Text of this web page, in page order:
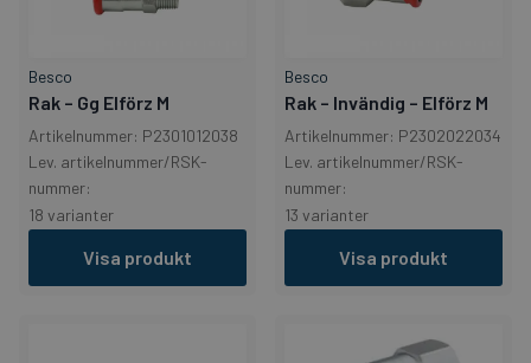
Besco
Rak – Gg Elförz M
Artikelnummer: P2301012038
Lev. artikelnummer/RSK-
nummer:
18 varianter
Visa produkt
Besco
Rak – Invändig – Elförz M
Artikelnummer: P2302022034
Lev. artikelnummer/RSK-
nummer:
13 varianter
Visa produkt